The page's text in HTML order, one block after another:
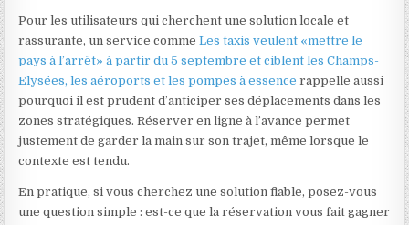
Pour les utilisateurs qui cherchent une solution locale et
rassurante, un service commeLes taxis veulent «mettre le
pays à l’arrêt» à partir du 5 septembre et ciblent les Champs-
Elysées, les aéroports et les pompes à essence rappelle aussi
pourquoi il est prudent d’anticiper ses déplacements dans les
zones stratégiques. Réserver en ligne à l’avance permet
justement de garder la main sur son trajet, même lorsque le
contexte est tendu.
En pratique, si vous cherchez une solution fiable, posez-vous
une question simple : est-ce que la réservation vous fait gagner